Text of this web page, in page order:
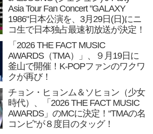
Asia Tour Fan Concert "GALAXY
1986"日本公演を、3月29日(日)にニ
コ生で日本独占最速初放送が決定！
「2026 THE FACT MUSIC
AWARDS（TMA）」、９月19日に
釜山で開催！K-POPファンのワクワ
クが再び！
チョン・ヒョンム＆ソヒョン（少女
時代）、「2026 THE FACT MUSIC
AWARDS」のMCに決定！“TMAの名
コンビ”が８度目のタッグ！